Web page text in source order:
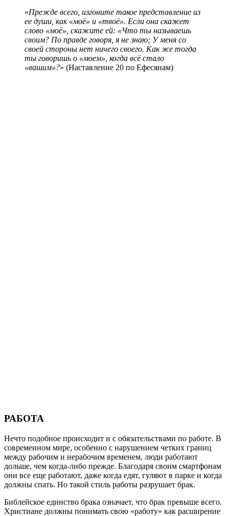
«Прежде всего, изгоните такое представление из
ее души, как «моё» и «твоё». Если она скажет
слово «моё», скажите ей: «Что ты называешь
своим? По правде говоря, я не знаю; У меня со
своей стороны нет ничего своего. Как же тогда
ты говоришь о «моем», когда всё стало
«вашим»?» (Наставление 20 по Ефесянам)
РАБОТА
Нечто подобное происходит и с обязательствами по работе. В
современном мире, особенно с нарушением четких границ
между рабочим и нерабочим временем, люди работают
дольше, чем когда-либо прежде. Благодаря своим смартфонам
они все еще работают, даже когда едят, гуляют в парке и когда
должны спать. Но такой стиль работы разрушает брак.
Библейское единство брака означает, что брак превыше всего.
Христиане должны понимать свою «работу» как расширение